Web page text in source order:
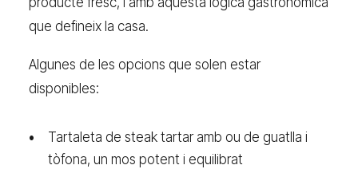
que defineix la casa.
Algunes de les opcions que solen estar
disponibles:
Tartaleta de steak tartar amb ou de guatlla i
tòfona, un mos potent i equilibrat